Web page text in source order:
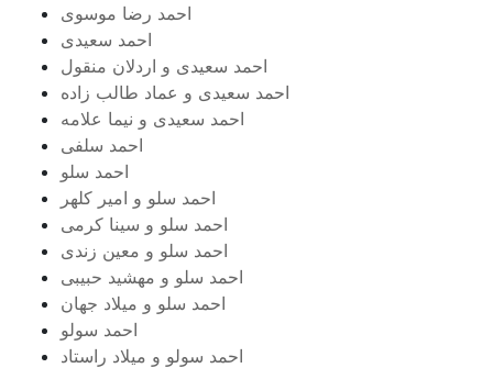
احمد رضا موسوی
احمد سعیدی
احمد سعیدی و اردلان منقول
احمد سعیدی و عماد طالب زاده
احمد سعیدی و نیما علامه
احمد سلفی
احمد سلو
احمد سلو و امیر کلهر
احمد سلو و سینا کرمی
احمد سلو و معین زندی
احمد سلو و مهشید حبیبی
احمد سلو و میلاد جهان
احمد سولو
احمد سولو و میلاد راستاد